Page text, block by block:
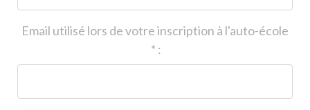
Email utilisé lors de votre inscription à l'auto-école
* :